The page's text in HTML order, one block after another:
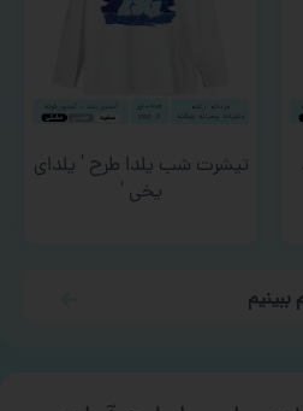
تیشرت شب یلدا طرح ‘ یلدای
یخی ‘
ببینیم